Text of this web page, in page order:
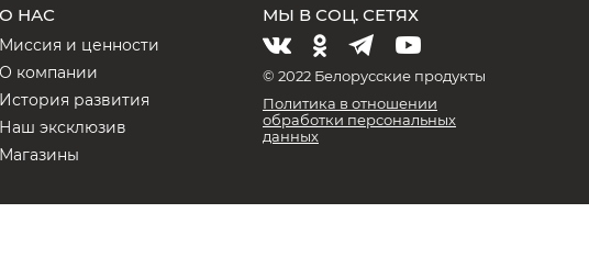
О НАС
Миссия и ценности
О компании
История развития
Наш эксклюзив
Магазины
МЫ В СОЦ. СЕТЯХ
© 2022 Белорусские продукты
Политика в отношении
обработки персональных
данных